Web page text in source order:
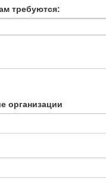
требуются:
организации